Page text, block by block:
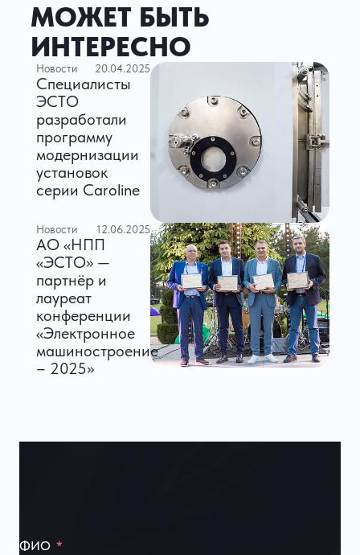
МОЖЕТ БЫТЬ
ИНТЕРЕСНО
Новости 20.04.2025
Специалисты
ЭСТО
разработали
программу
модернизации
установок
серии Caroline
Новости 12.06.2025
АО «НПП
«ЭСТО» —
партнёр и
лауреат
конференции
«Электронное
машиностроение
– 2025»
ФИО